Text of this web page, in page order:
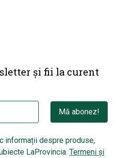
și fii la curent
Mă abonez!
informații despre produse,
LaProvincia. Termeni și